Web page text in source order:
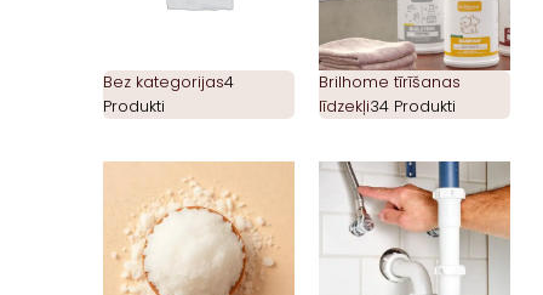
Bez kategorijas4
Produkti
Brilhome tīrīšanas
līdzekļi34 Produkti